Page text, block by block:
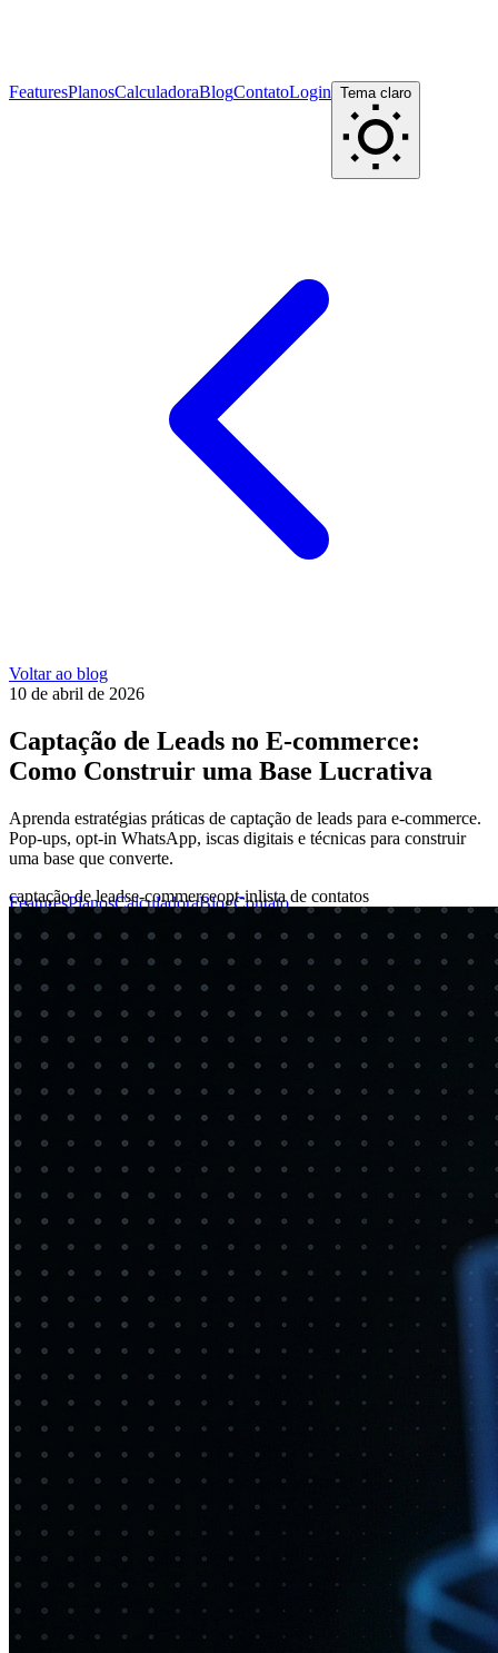
FeaturesPlanosCalculadoraBlogContato
Login
Agendar call
FeaturesPlanosCalculadoraBlogContatoLogin Tema claro
Voltar ao blog
10 de abril de 2026
Captação de Leads no E-commerce:
Como Construir uma Base Lucrativa
Aprenda estratégias práticas de captação de leads para e-commerce.
Pop-ups, opt-in WhatsApp, iscas digitais e técnicas para construir
uma base que converte.
captação de leadse-commerceopt-inlista de contatos